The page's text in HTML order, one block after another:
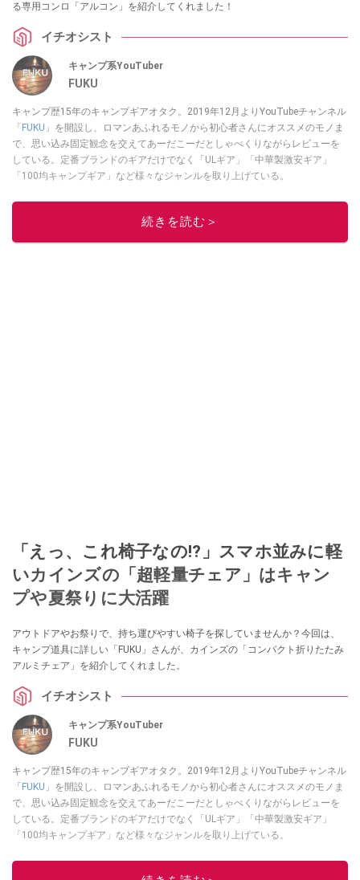
る専用コンロ「アルコン」を紹介してくれました！
イチオシスト
キャンプ系YouTuber
FUKU
キャンプ歴15年のキャンプギアオタク。2019年12月よりYouTubeチャンネル
「 FUKU 」を開設し、ロマンあふれるモノから初心者さんにオススメのモノま
で、思い込み固定観念を交えてあーだこーだとしゃべくりながらレビューを
している。定番ブランドのギアだけでなく「ULギア」「中華製激安ギア」
「100均キャンプギア」など様々なジャンルを取り上げている。
このイチオシストの他の記事を読む
続きを読む＞
「えっ、これ椅子なの!?」スマホ並みに軽
いカインズの「超軽量チェア」はキャン
プや夏祭りに大活躍
アウトドアやお祭りで、持ち運びやすい椅子を探していませんか？今回は、
キャンプ道具に詳しい「FUKU」さんが、カインズの「コンパクト折りたたみ
アルミチェア」を紹介してくれました。
イチオシスト
キャンプ系YouTuber
FUKU
キャンプ歴15年のキャンプギアオタク。2019年12月よりYouTubeチャンネル
「 FUKU 」を開設し、ロマンあふれるモノから初心者さんにオススメのモノま
で、思い込み固定観念を交えてあーだこーだとしゃべくりながらレビューを
している。定番ブランドのギアだけでなく「ULギア」「中華製激安ギア」
「100均キャンプギア」など様々なジャンルを取り上げている。
このイチオシストの他の記事を読む